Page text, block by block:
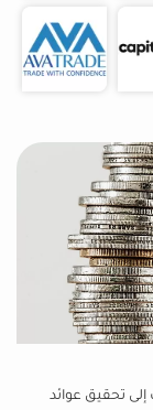
تحقيق عوائد